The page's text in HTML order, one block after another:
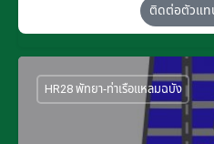
ติดต่อตัวแท
HR28 พัทยา-ท่าเรือแหลมฉบัง